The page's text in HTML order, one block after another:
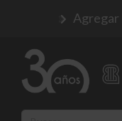
Agregar